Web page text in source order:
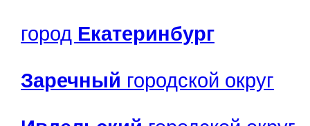
город Екатеринбург
Заречный городской округ